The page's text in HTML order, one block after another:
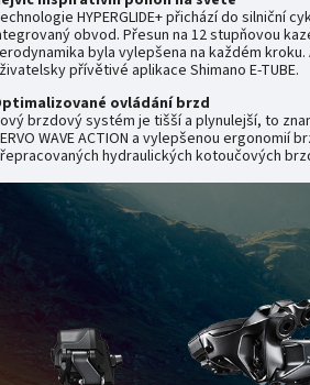
HYPERGLIDE+ přichází do silniční
obvod. Přesun na 12 stupňovou
byla vylepšena na každém
přívětivé aplikace Shimano E-TUBE.
ovládání brzd
brzdový systém je tišší a plynulejší, to
WAVE ACTION a vylepšenou
hydraulických kotoučových